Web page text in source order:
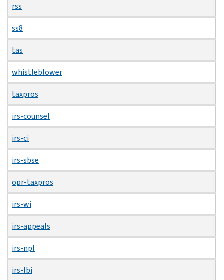
rss
ss8
tas
whistleblower
taxpros
irs-counsel
irs-ci
irs-sbse
opr-taxpros
irs-wi
irs-appeals
irs-npl
irs-lbi